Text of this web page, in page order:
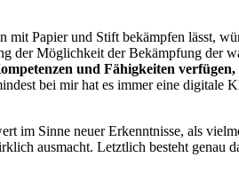
mit Papier und Stift bekämpfen lässt,
der Möglichkeit der Bekämpfung
und Fähigkeiten
bei mir hat es immer eine
im Sinne neuer Erkenntnisse, als
ausmacht. Letztlich besteht genau